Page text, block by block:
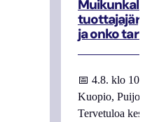
ja onko
📅 4.8. klo
Kuopio,
Tervetuloa